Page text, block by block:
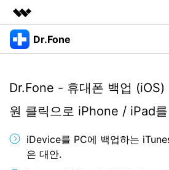
주요 제품
유틸리티
개요
솔루션
뉴스룸
플랜 및 가격
Dr.Fone
폴 툴킷 보기 >
모바일
탐색 및 발견
닥터폰 하이라이트 살펴보기
Dr.Fone - 휴대폰 백업 (iOS)
원 클릭으로 iPhone / iPad
iDevice를 PC에 백업하는
은 대안.